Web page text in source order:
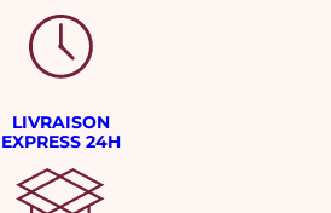
LIVRAISON
EXPRESS 24H